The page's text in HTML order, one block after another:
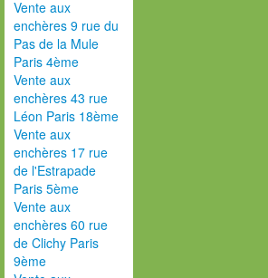
Vente aux
enchères 9 rue du
Pas de la Mule
Paris 4ème
Vente aux
enchères 43 rue
Léon Paris 18ème
Vente aux
enchères 17 rue
de l'Estrapade
Paris 5ème
Vente aux
enchères 60 rue
de Clichy Paris
9ème